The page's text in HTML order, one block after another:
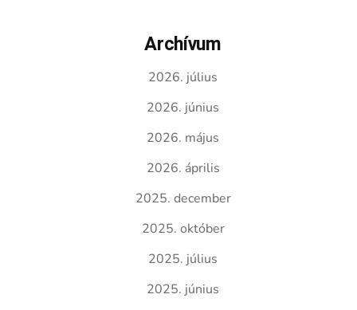
Archívum
2026. július
2026. június
2026. május
2026. április
2025. december
2025. október
2025. július
2025. június